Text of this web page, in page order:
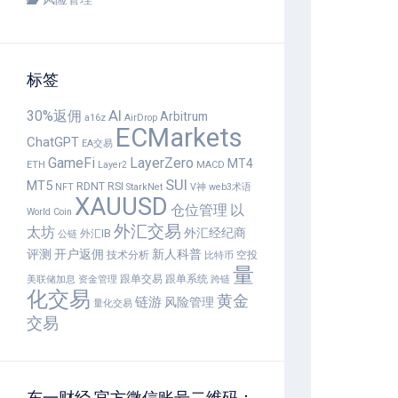
标签
30%返佣 a16z AI AirDrop Arbitrum
ChatGPT EA交易 ECMarkets
ETH GameFi Layer2 LayerZero MACD MT4
MT5 NFT RDNT RSI StarkNet SUI V神 web3术语
World Coin XAUUSD 仓位管理 以
太坊 公链 外汇IB 外汇交易 外汇经纪商
评测 开户返佣 技术分析 新人科普 比特币 空投
美联储加息 资金管理 跟单交易 跟单系统 跨链 量
化交易 量化交易 链游 风险管理 黄金
交易